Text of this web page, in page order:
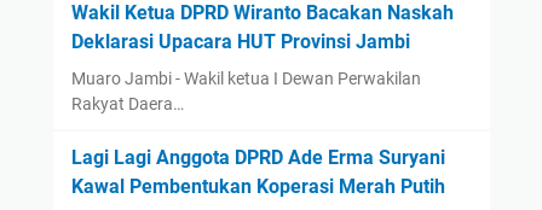
Wakil Ketua DPRD Wiranto Bacakan Naskah
Deklarasi Upacara HUT Provinsi Jambi
Muaro Jambi - Wakil ketua I Dewan Perwakilan
Rakyat Daera…
Lagi Lagi Anggota DPRD Ade Erma Suryani
Kawal Pembentukan Koperasi Merah Putih